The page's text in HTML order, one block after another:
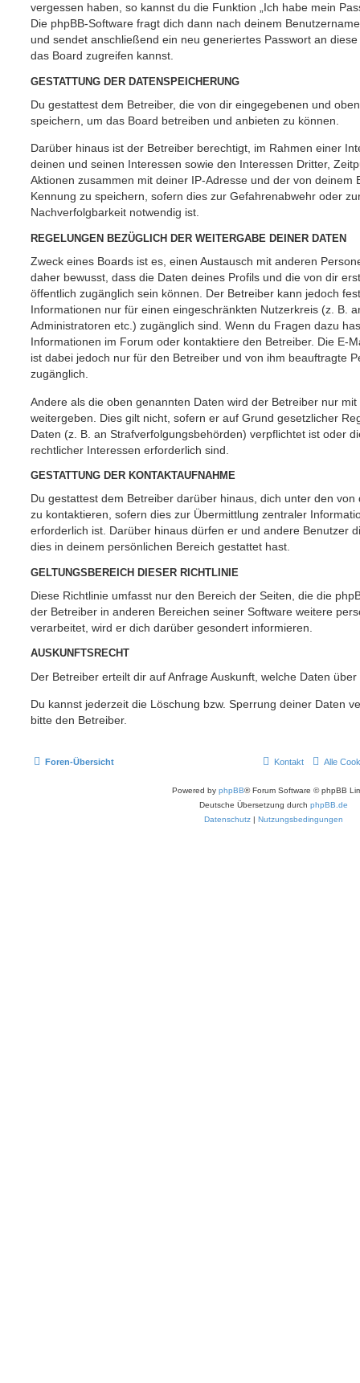
vergessen haben, so kannst du die Funktion „Ich habe mein
Die phpBB-Software fragt dich dann nach deinem
und sendet anschließend ein neu generiertes Passwort an
das Board zugreifen kannst.
GESTATTUNG DER DATENSPEICHERUNG
Du gestattest dem Betreiber, die von dir eingegebenen und
speichern, um das Board betreiben und anbieten zu können.
Darüber hinaus ist der Betreiber berechtigt, im Rahmen einer
deinen und seinen Interessen sowie den Interessen Dritter,
Aktionen zusammen mit deiner IP-Adresse und der von deinem
Kennung zu speichern, sofern dies zur Gefahrenabwehr oder
Nachverfolgbarkeit notwendig ist.
REGELUNGEN BEZÜGLICH DER WEITERGABE DEINER DATEN
Zweck eines Boards ist es, einen Austausch mit anderen
daher bewusst, dass die Daten deines Profils und die von dir
öffentlich zugänglich sein können. Der Betreiber kann jedoch
Informationen nur für einen eingeschränkten Nutzerkreis (z. B.
Administratoren etc.) zugänglich sind. Wenn du Fragen dazu
Informationen im Forum oder kontaktiere den Betreiber. Die E-
ist dabei jedoch nur für den Betreiber und von ihm beauftragte
zugänglich.
Andere als die oben genannten Daten wird der Betreiber nur
weitergeben. Dies gilt nicht, sofern er auf Grund gesetzlicher
Daten (z. B. an Strafverfolgungsbehörden) verpflichtet ist oder
rechtlicher Interessen erforderlich sind.
GESTATTUNG DER KONTAKTAUFNAHME
Du gestattest dem Betreiber darüber hinaus, dich unter den
zu kontaktieren, sofern dies zur Übermittlung zentraler
erforderlich ist. Darüber hinaus dürfen er und andere Benutzer
dies in deinem persönlichen Bereich gestattet hast.
GELTUNGSBEREICH DIESER RICHTLINIE
Diese Richtlinie umfasst nur den Bereich der Seiten, die die
der Betreiber in anderen Bereichen seiner Software weitere
verarbeitet, wird er dich darüber gesondert informieren.
AUSKUNFTSRECHT
Der Betreiber erteilt dir auf Anfrage Auskunft, welche Daten
Du kannst jederzeit die Löschung bzw. Sperrung deiner Daten
bitte den Betreiber.
Foren-Übersicht Alle
Kontakt
Powered by phpBB® Forum Software © phpBB
Deutsche Übersetzung durch phpBB.de
Datenschutz
Nutzungsbedingungen